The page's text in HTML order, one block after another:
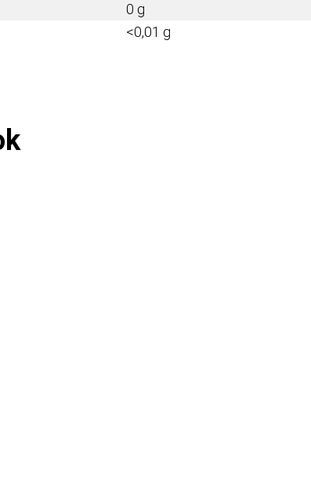
0 g
<0,01 g